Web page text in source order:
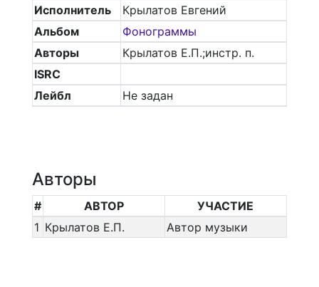
Исполнитель
Крылатов Евгений
Альбом
Фонограммы
Авторы
Крылатов Е.П.;инстр. п.
ISRC
Лейбл
Не задан
Авторы
# АВТОР
УЧАСТИЕ
1 Крылатов Е.П. Автор музыки